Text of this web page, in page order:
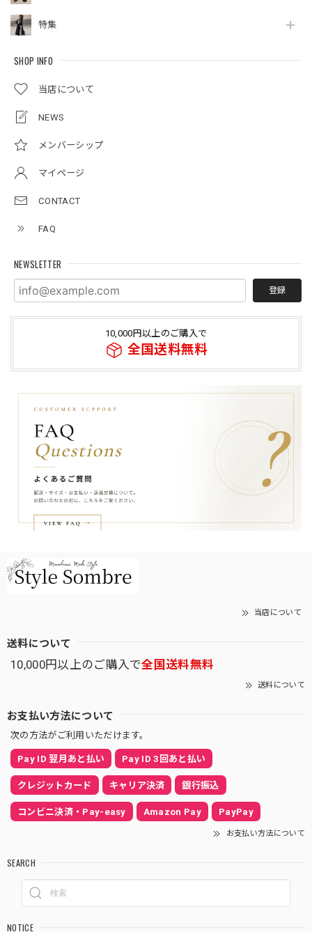
特集
SHOP INFO
当店について
NEWS
メンバーシップ
マイページ
CONTACT
FAQ
NEWSLETTER
登録
10,000円以上のご購入で
全国送料無料
当店について
送料について
10,000円以上のご購入で全国送料無料
送料について
お支払い方法について
次の方法がご利用いただけます。
Pay ID 翌月あと払い Pay ID 3回あと払い
クレジットカード キャリア決済 銀行振込
コンビニ決済・Pay-easy Amazon Pay PayPay
お支払い方法について
SEARCH
NOTICE